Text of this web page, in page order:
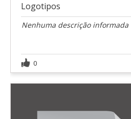
Logotipos
Nenhuma descrição informada
0